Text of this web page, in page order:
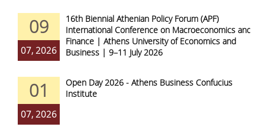
09
07, 2026
16th Biennial Athenian Policy Forum (APF)
International Conference on Macroeconomics and
Finance | Athens University of Economics and
Business | 9–11 July 2026
01
07, 2026
Open Day 2026 - Athens Business Confucius
Institute